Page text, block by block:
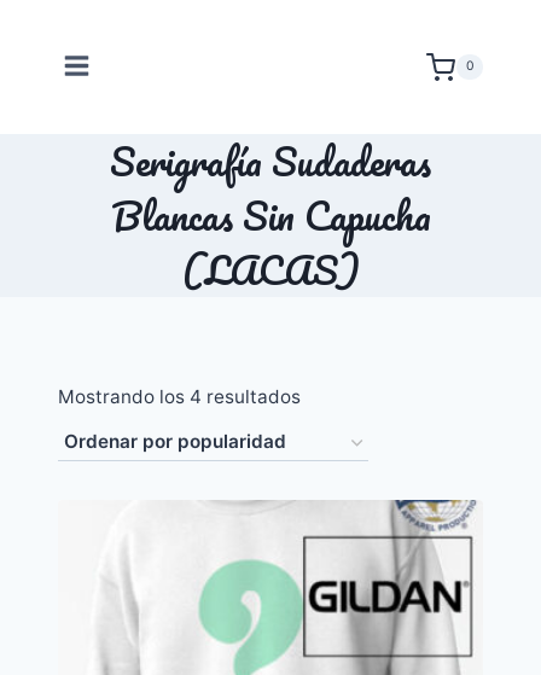
contenido
0
Serigrafía Sudaderas
Blancas Sin Capucha
(LACAS)
Mostrando los 4 resultadosOrdenado
popularidad